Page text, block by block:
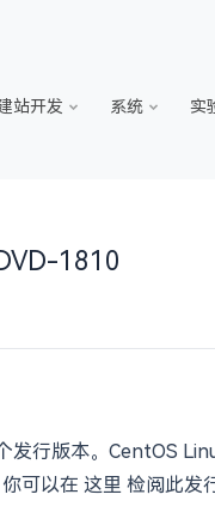
站开发 系统 实
1810
发行版本。CentOS
可以在 这里 检阅此发